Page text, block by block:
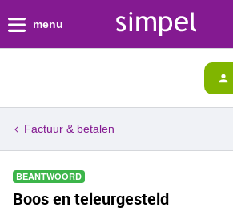
menu
Factuur & betalen
BEANTWOORD
Boos en teleurgesteld